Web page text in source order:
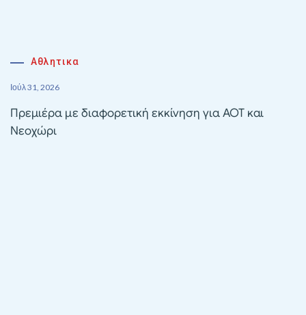
Αθλητικα
Ιούλ 31, 2026
Πρεμιέρα με διαφορετική εκκίνηση για ΑΟΤ και
Νεοχώρι